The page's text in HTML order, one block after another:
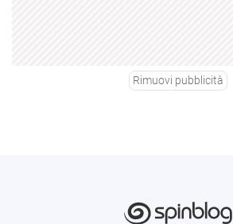
Rimuovi pubblicità